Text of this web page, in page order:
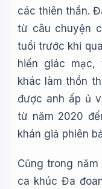
các thiên thần.
từ câu chuyện
tuổi trước khi
hiến giác mạc,
khác làm thổn
được anh ấp ủ
từ năm 2020
khán giả phiên
Cũng trong năm
ca khúc Đa